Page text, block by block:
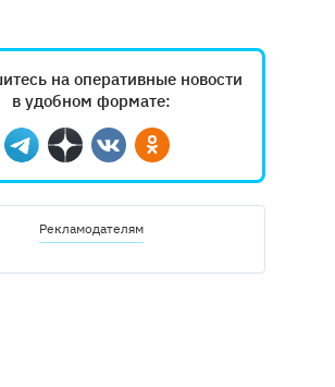
на оперативные новости
в удобном формате:
Telegram
ДзенВконтактеОдноклассники
Рекламодателям